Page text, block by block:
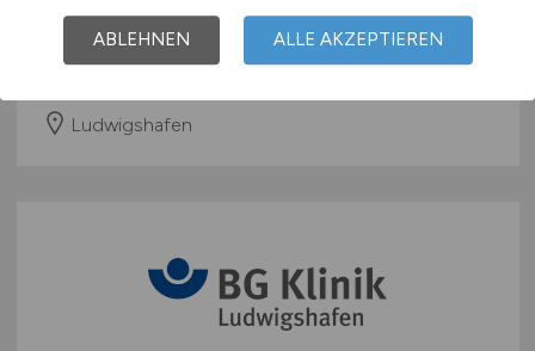
sander.hofrichter architekten GmbH
Ludwigshafen
ABLEHNEN ALLE AKZEPTIEREN